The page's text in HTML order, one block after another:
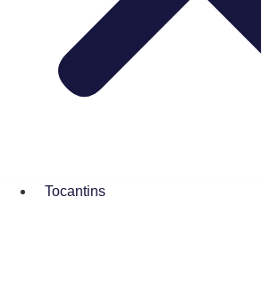
Tocantins